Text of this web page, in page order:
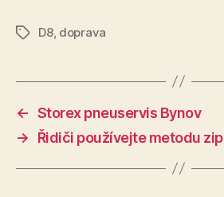
Štítky
D8, doprava
← Storex pneuservis Bynov
→
Řidiči používejte metodu zip